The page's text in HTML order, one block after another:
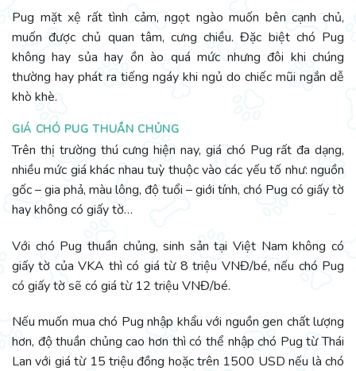
Pug mặt xệ rất tình cảm, ngọt ngào muốn bên cạnh chủ,
muốn được chủ quan tâm, cưng chiều. Đặc biệt chó Pug
không hay sủa hay ồn ào quá mức nhưng đôi khi chúng
thường hay phát ra tiếng ngáy khi ngủ do chiếc mũi ngắn dễ
khò khè.
GIÁ CHÓ PUG THUẦN CHỦNG
Trên thị trường thú cưng hiện nay, giá chó Pug rất đa dạng,
nhiều mức giá khác nhau tuỳ thuộc vào các yếu tố như: nguồn
gốc – gia phả, màu lông, độ tuổi – giới tính, chó Pug có giấy tờ
hay không có giấy tờ…
Với chó Pug thuần chủng, sinh sản tại Việt Nam không có
giấy tờ của VKA thì có giá từ 8 triệu VNĐ/bé, nếu chó Pug
có giấy tờ sẽ có giá từ 12 triệu VNĐ/bé.
Nếu muốn mua chó Pug nhập khẩu với nguồn gen chất lượng
hơn, độ thuần chủng cao hơn thì có thể nhập chó Pug từ Thái
Lan với giá từ 15 triệu đồng hoặc trên 1500 USD nếu là chó